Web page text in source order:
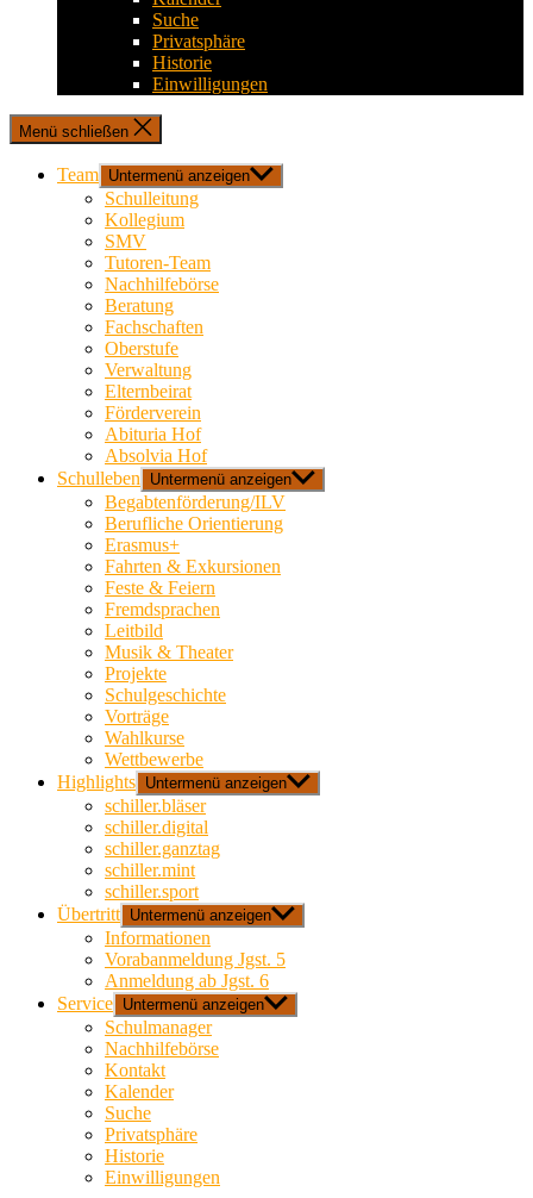
Suche
Privatsphäre
Historie
Einwilligungen
Menü schließen
Team Untermenü anzeigen
Schulleitung
Kollegium
SMV
Tutoren-Team
Nachhilfebörse
Beratung
Fachschaften
Oberstufe
Verwaltung
Elternbeirat
Förderverein
Abituria Hof
Absolvia Hof
Schulleben
Untermenü anzeigen
Begabtenförderung/ILV
Berufliche Orientierung
Erasmus+
Fahrten & Exkursionen
Feste & Feiern
Fremdsprachen
Leitbild
Musik & Theater
Projekte
Schulgeschichte
Vorträge
Wahlkurse
Wettbewerbe
Highlights Untermenü anzeigen
schiller.bläser
schiller.digital
schiller.ganztag
schiller.mint
schiller.sport
Übertritt Untermenü anzeigen
Informationen
Vorabanmeldung Jgst. 5
Anmeldung ab Jgst. 6
Service Untermenü anzeigen
Schulmanager
Nachhilfebörse
Kontakt
Kalender
Suche
Privatsphäre
Historie
Einwilligungen